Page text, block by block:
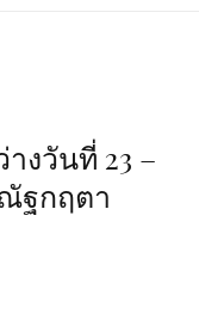
งวันที่ 23 –
ฐกฤตา